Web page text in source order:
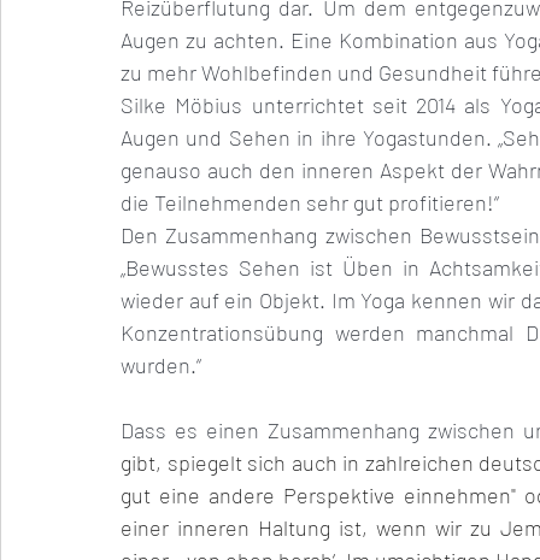
Reizüberflutung dar. Um dem
Augen zu achten. Eine Kombination aus
zu mehr Wohlbefinden und Gesundheit
Silke Möbius unterrichtet seit 2014 als
Augen und Sehen in ihre Yogastunden.
genauso auch den inneren Aspekt der
die Teilnehmenden sehr gut profitieren!“
Den Zusammenhang zwischen
„Bewusstes Sehen ist Üben in
wieder auf ein Objekt. Im Yoga kennen wir
Konzentrationsübung werden
wurden.“
Dass es einen Zusammenhang zwischen
gibt, spiegelt sich auch in zahlreichen
gut eine andere Perspektive einnehmen"
einer inneren Haltung ist, wenn wir zu